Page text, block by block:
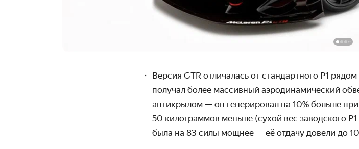
Версия GTR отличалась от стандартного P1
получал более массивный аэродинамический
антикрылом — он генерировал на 10% больше
50 килограммов меньше (сухой вес заводского P1
была на 83 силы мощнее — её отдачу довели до